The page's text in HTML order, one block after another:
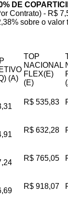
DE
Contrato) - R$
sobre o valor
(A)
TOP
NACIONAL
FLEX(E)
(E)
R$ 535,83
R$ 632,28
R$ 765,05
R$ 918,07